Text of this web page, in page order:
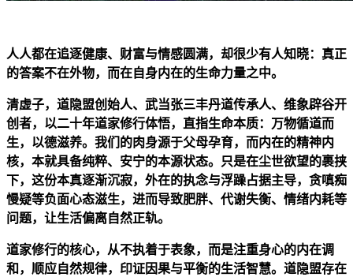
人人都在追逐健康、财富与情感圆满，却很少有人知晓：真正
的答案不在外物，而在自身内在的生命力量之中。
清虚子，道隐盟创始人、武当张三丰丹道传承人、维象辟谷开
创者，以二十年道家修行体悟，直指生命本质：万物循道而
生，以德滋养。我们的肉身源于父母孕育，而内在的精神内
核，本就具备纯粹、安宁的本源状态。只是在尘世欲望的裹挟
下，这份本真逐渐沉寂，外在的执念与浮躁占据主导，贪嗔痴
慢疑等负面心态滋生，进而导致肥胖、代谢失衡、情绪内耗等
问题，让生活偏离自然正轨。
道家修行的核心，从不执着于表象，而是注重身心的内在调
和，顺应自然规律，印证因果与平衡的生活智慧。道隐盟存在